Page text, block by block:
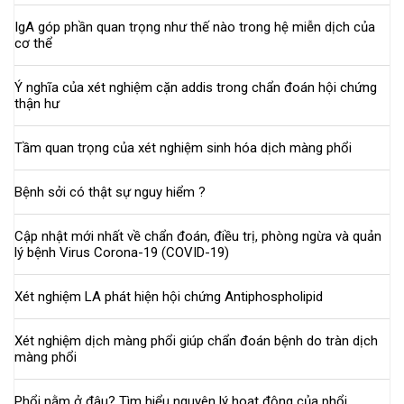
IgA góp phần quan trọng như thế nào trong hệ miễn dịch của
cơ thể
Ý nghĩa của xét nghiệm cặn addis trong chẩn đoán hội chứng
thận hư
Tầm quan trọng của xét nghiệm sinh hóa dịch màng phổi
Bệnh sởi có thật sự nguy hiểm ?
Cập nhật mới nhất về chẩn đoán, điều trị, phòng ngừa và quản
lý bệnh Virus Corona-19 (COVID-19)
Xét nghiệm LA phát hiện hội chứng Antiphospholipid
Xét nghiệm dịch màng phổi giúp chẩn đoán bệnh do tràn dịch
màng phổi